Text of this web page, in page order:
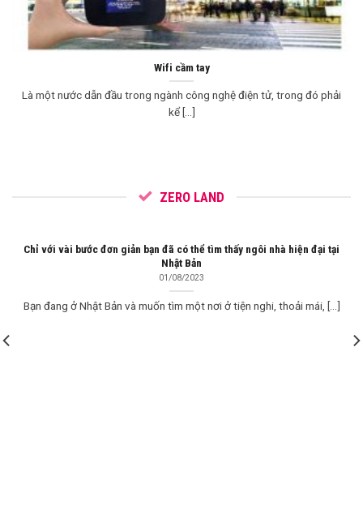
Wifi cầm tay
Là một nước dẫn đầu trong ngành công nghệ điện tử, trong đó phải
kể [...]
ZERO LAND
Chỉ với vài bước đơn giản bạn đã có thể tìm thấy ngôi nhà hiện đại tại
Nhật Bản
01/08/2023
Bạn đang ở Nhật Bản và muốn tìm một nơi ở tiện nghi, thoải mái, [...]